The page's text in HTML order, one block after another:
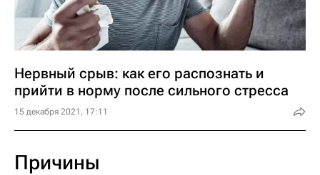
Нервный срыв: как его распознать и
прийти в норму после сильного стресса
15 декабря 2021, 17:11
Причины